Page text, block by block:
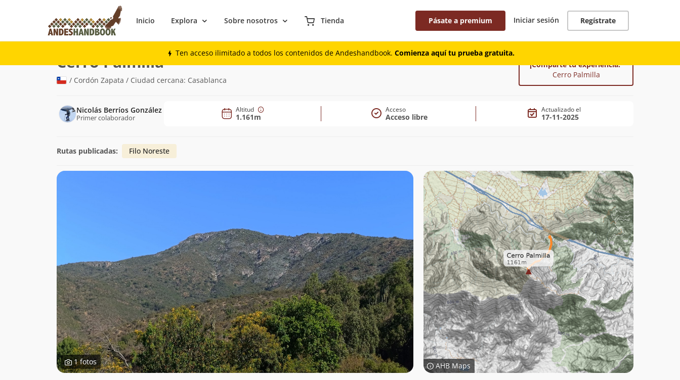
Inicio Explora Sobre nosotros Tienda Pásate a premium Iniciar sesión Regístrate
Ten acceso ilimitado a todos los contenidos de Andeshandbook. Comienza aquí tu prueba gratuita.
Montaña
Cerro Palmilla (1.161m)
/ Cordón Zapata / Ciudad cercana: Casablanca
¡Comparte tu experiencia!
Cerro Palmilla
Nicolás Berríos González
Primer colaborador
Altitud
1.161m
Acceso
Acceso libre
Actualizado el
17-11-2025
Rutas publicadas: Filo Noreste
1 fotos AHB Maps